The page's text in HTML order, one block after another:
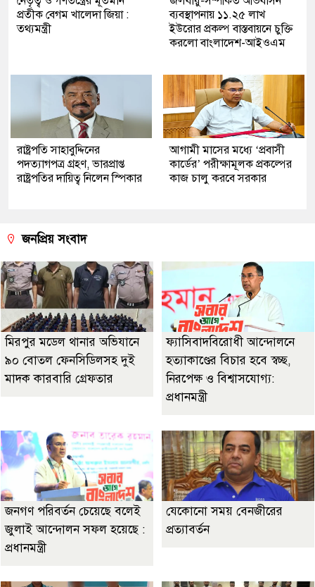
প্রতীক বেগম খালেদা জিয়া :
তথ্যমন্ত্রী
ব্যবস্থাপনায় ১১.২৫ লাখ
ইউরোর প্রকল্প বাস্তবায়নে চুক্তি
করলো বাংলাদেশ-আইওএম
রাষ্ট্রপতি সাহাবুদ্দিনের
পদত্যাগপত্র গ্রহণ, ভারপ্রাপ্ত
রাষ্ট্রপতির দায়িত্ব নিলেন স্পিকার
আগামী মাসের মধ্যে ‘প্রবাসী
কার্ডের’ পরীক্ষামূলক প্রকল্পের
কাজ চালু করবে সরকার
জনপ্রিয় সংবাদ
মিরপুর মডেল থানার অভিযানে
৯০ বোতল ফেনসিডিলসহ দুই
মাদক কারবারি গ্রেফতার
ফ্যাসিবাদবিরোধী আন্দোলনে
হত্যাকাণ্ডের বিচার হবে স্বচ্ছ,
নিরপেক্ষ ও বিশ্বাসযোগ্য:
প্রধানমন্ত্রী
জনগণ পরিবর্তন চেয়েছে বলেই
জুলাই আন্দোলন সফল হয়েছে :
প্রধানমন্ত্রী
যেকোনো সময় বেনজীরের
প্রত্যাবর্তন